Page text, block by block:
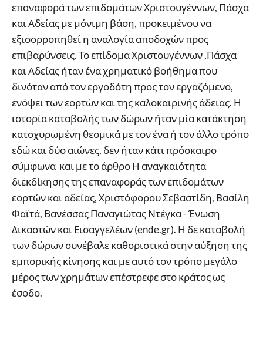
επαναφορά των επιδομάτων Χριστουγέννων, Πάσχα
και Αδείας με μόνιμη βάση, προκειμένου να
εξισορροπηθεί η αναλογία αποδοχών προς
επιβαρύνσεις. Το επίδομα Χριστουγέννων ,Πάσχα
και Αδείας ήταν ένα χρηματικό βοήθημα που
δινόταν από τον εργοδότη προς τον εργαζόμενο,
ενόψει των εορτών και της καλοκαιρινής άδειας. Η
ιστορία καταβολής των δώρων ήταν μία κατάκτηση
κατοχυρωμένη θεσμικά με τον ένα ή τον άλλο τρόπο
εδώ και δύο αιώνες, δεν ήταν κάτι πρόσκαιρο
σύμφωνα και με το άρθρο Η αναγκαιότητα
διεκδίκησης της επαναφοράς των επιδομάτων
εορτών και αδείας, Χριστόφορου Σεβαστίδη, Βασίλη
Φαϊτά, Βανέσσας Παναγιώτας Ντέγκα - Ένωση
Δικαστών και Εισαγγελέων (ende.gr). Η δε καταβολή
των δώρων συνέβαλε καθοριστικά στην αύξηση της
εμπορικής κίνησης και με αυτό τον τρόπο μεγάλο
μέρος των χρημάτων επέστρεφε στο κράτος ως
έσοδο.